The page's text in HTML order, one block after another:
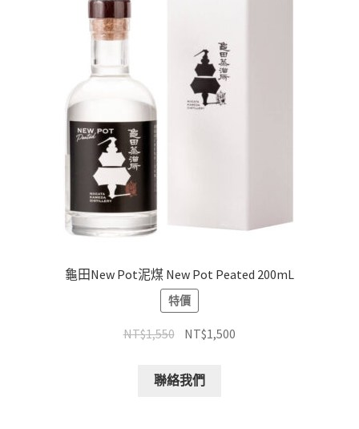
龜田New Pot泥煤 New Pot Peated 200mL
特價
NT$1,550 NT$1,500
聯絡我們